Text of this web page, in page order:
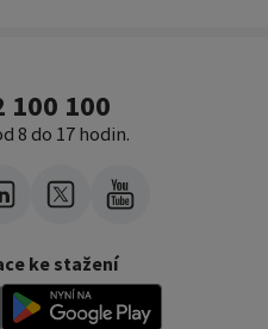
100 100
8 do 17 hodin.
ke stažení